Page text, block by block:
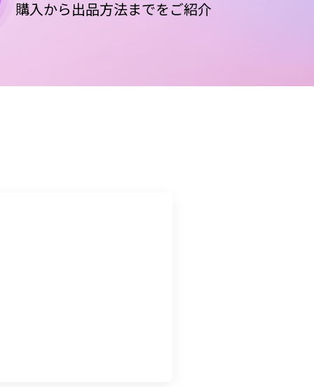
購入から出品方法までをご紹介